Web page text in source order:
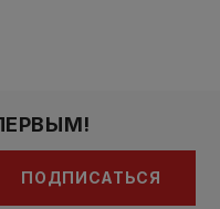
ПОДПИСАТЬСЯ